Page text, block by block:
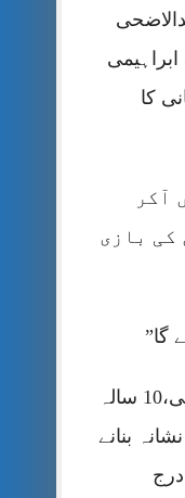
کا
آکر
کی بازی
گا”
جہلم پولیس کی کارروائی،10 سالہ
بنانے
درج